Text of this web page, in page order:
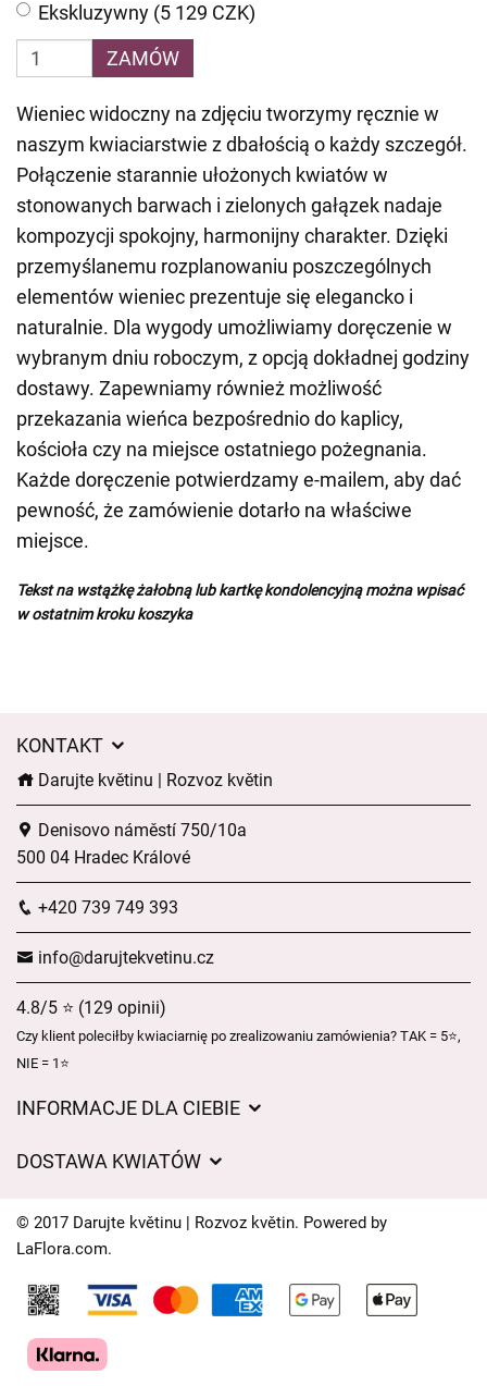
Ekskluzywny (5 129 CZK)
ZAMÓW
Wieniec widoczny na zdjęciu tworzymy ręcznie w
naszym kwiaciarstwie z dbałością o każdy szczegół.
Połączenie starannie ułożonych kwiatów w
stonowanych barwach i zielonych gałązek nadaje
kompozycji spokojny, harmonijny charakter. Dzięki
przemyślanemu rozplanowaniu poszczególnych
elementów wieniec prezentuje się elegancko i
naturalnie. Dla wygody umożliwiamy doręczenie w
wybranym dniu roboczym, z opcją dokładnej godziny
dostawy. Zapewniamy również możliwość
przekazania wieńca bezpośrednio do kaplicy,
kościoła czy na miejsce ostatniego pożegnania.
Każde doręczenie potwierdzamy e-mailem, aby dać
pewność, że zamówienie dotarło na właściwe
miejsce.
Tekst na wstążkę żałobną lub kartkę kondolencyjną można wpisać
w ostatnim kroku koszyka
KONTAKT
Darujte květinu | Rozvoz květin
Denisovo náměstí 750/10a
500 04 Hradec Králové
+420 739 749 393
info@darujtekvetinu.cz
4.8/5 ⭐ (129 opinii)
Czy klient poleciłby kwiaciarnię po zrealizowaniu zamówienia? TAK = 5⭐,
NIE = 1⭐
INFORMACJE DLA CIEBIE
Czasy dostawy kwiatów – przegląd możliwości
DOSTAWA KWIATÓW
Gdzie dostarczamy kwiaty
Kontakt
© 2017 Darujte květinu | Rozvoz květin. Powered by
LaFlora.com.